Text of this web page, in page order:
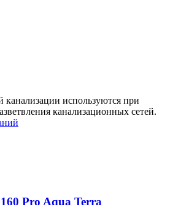
используются при
канализационных сетей.
Pro Aqua Terra